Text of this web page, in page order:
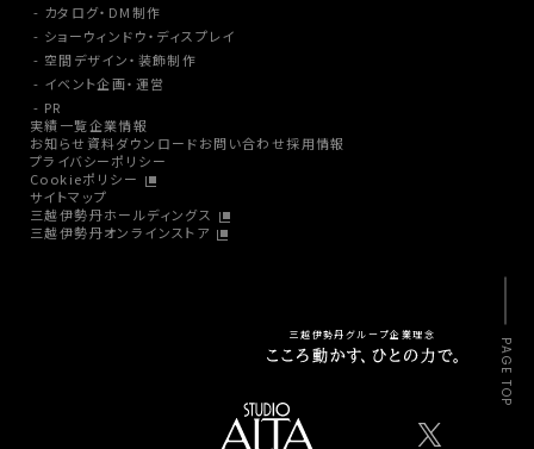
カタログ・DM制作
ショーウィンドウ・ディスプレイ
空間デザイン・装飾制作
イベント企画・運営
PR
実績一覧企業情報
お知らせ 資料ダウンロードお問い合わせ採用情報
プライバシーポリシー
Cookieポリシー
サイトマップ
三越伊勢丹ホールディングス
三越伊勢丹オンラインストア
三越伊勢丹グループ企業理念
PAGE TOP